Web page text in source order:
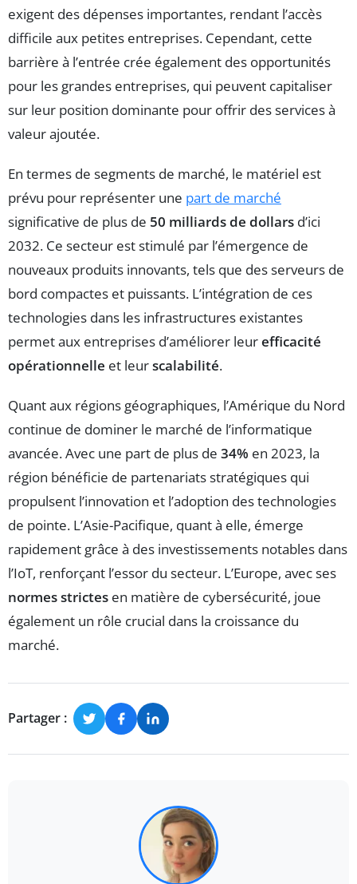
exigent des dépenses importantes, rendant l’accès
difficile aux petites entreprises. Cependant, cette
barrière à l’entrée crée également des opportunités
pour les grandes entreprises, qui peuvent capitaliser
sur leur position dominante pour offrir des services à
valeur ajoutée.
En termes de segments de marché, le matériel est
prévu pour représenter une part de marché
significative de plus de 50 milliards de dollars d’ici
2032. Ce secteur est stimulé par l’émergence de
nouveaux produits innovants, tels que des serveurs de
bord compactes et puissants. L’intégration de ces
technologies dans les infrastructures existantes
permet aux entreprises d’améliorer leurefficacité
opérationnelle et leurscalabilité.
Quant aux régions géographiques, l’Amérique du Nord
continue de dominer le marché de l’informatique
avancée. Avec une part de plus de 34% en 2023, la
région bénéficie de partenariats stratégiques qui
propulsent l’innovation et l’adoption des technologies
de pointe. L’Asie-Pacifique, quant à elle, émerge
rapidement grâce à des investissements notables dans
l’IoT, renforçant l’essor du secteur. L’Europe, avec ses
normes strictes en matière de cybersécurité, joue
également un rôle crucial dans la croissance du
marché.
Partager :